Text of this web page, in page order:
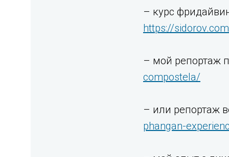
– курс
https://
– мой репортаж
compostela/
– или репортаж
phangan-